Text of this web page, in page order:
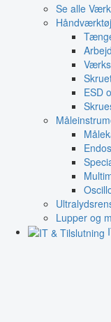
Se alle
Håndværktøj
ESD
Lupper og